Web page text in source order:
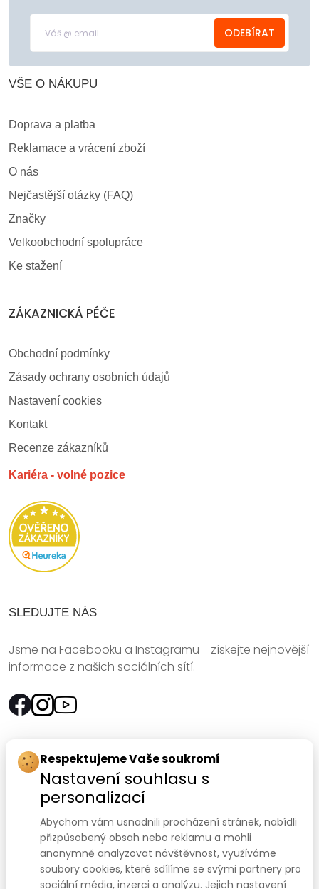
ODEBÍRAT
VŠE O NÁKUPU
Doprava a platba
Reklamace a vrácení zboží
O nás
Nejčastější otázky (FAQ)
Značky
Velkoobchodní spolupráce
Ke stažení
ZÁKAZNICKÁ PÉČE
Obchodní podmínky
Zásady ochrany osobních údajů
Nastavení cookies
Kontakt
Recenze zákazníků
Kariéra - volné pozice
SLEDUJTE NÁS
Jsme na Facebooku a Instagramu - získejte nejnovější
informace z našich sociálních sítí.
Rychlý kontakt:
SANOMED, spol. s r.o.
Palackého třída 240/75
612 00 Brno-Královo Pole
Prodejna:+420 541 422 911,+420 541 422 912
e-mail:prodejna@sanomed.cz
Respektujeme Vaše soukromí
Nastavení souhlasu s
personalizací
Abychom vám usnadnili procházení stránek, nabídli
přizpůsobený obsah nebo reklamu a mohli
anonymně analyzovat návštěvnost, využíváme
soubory cookies, které sdílíme se svými partnery pro
sociální média, inzerci a analýzu. Jejich nastavení